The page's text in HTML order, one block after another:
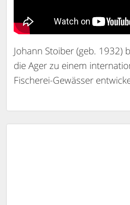
Johann Stoiber (geb. 1932)
die Ager zu einem
Fischerei-Gewässer